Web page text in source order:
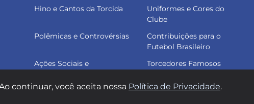
Hino e Cantos da Torcida
Uniformes e Cores do
Clube
Polêmicas e Controvérsias
Contribuições para o
Futebol Brasileiro
Ações Sociais e
Torcedores Famosos
© 2026 Raposa Azul. Todos os direitos reservados.
continuar, você aceita nossa Política de Privacidade.